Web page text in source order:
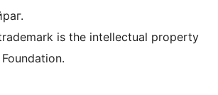
is the intellectual property